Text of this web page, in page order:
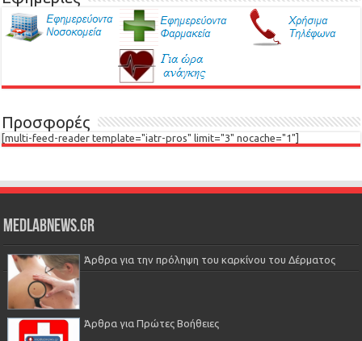
Προσφορές
[multi-feed-reader template="iatr-pros" limit="3" nocache="1"]
Medlabnews.gr
Άρθρα για την πρόληψη του καρκίνου του Δέρματος
Άρθρα για Πρώτες Βοήθειες